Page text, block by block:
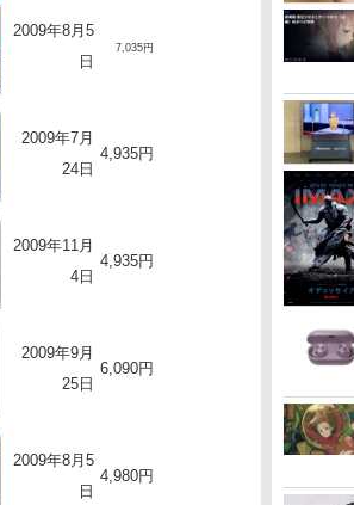
2009年8月5
日
7,035円
2009年7月
24日
4,935円
2009年11月
4日
4,935円
2009年9月
25日
6,090円
2009年8月5
日
4,980円